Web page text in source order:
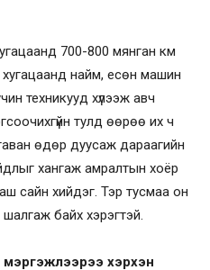
700-800 мянган км
хугацаанд найм, есөн машин
техникууд хүлээж авч
тулд өөрөө их ч
өдөр дуусаж дараагийн
хангаж амралтын хоёр
сайн хийдэг. Тэр тусмаа он
байх хэрэгтэй.
мэргэжлээрээ хэрхэн